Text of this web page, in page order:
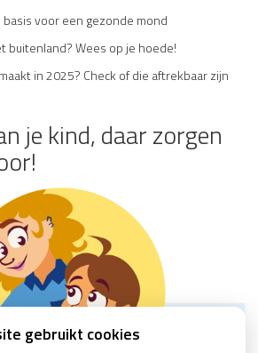
voor een gezonde mond
buitenland? Wees op je hoede!
in 2025? Check of die aftrekbaar zijn
je kind, daar zorgen
gebruikt cookies